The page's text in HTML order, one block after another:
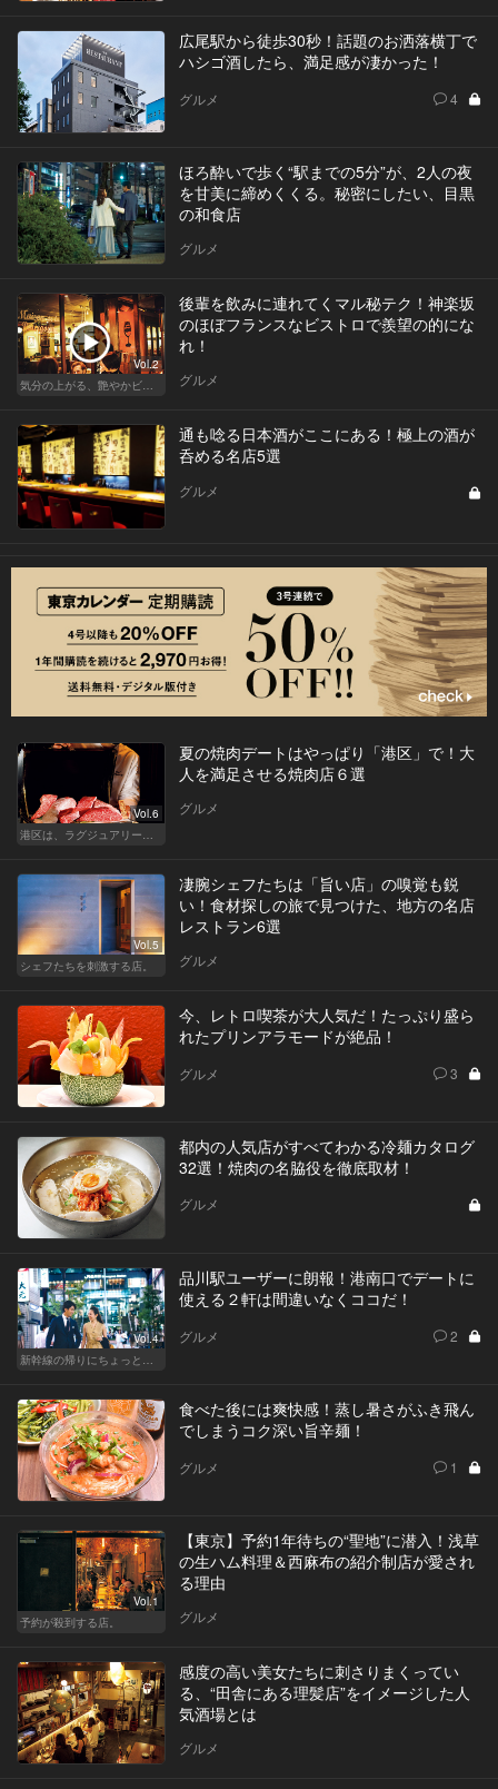
広尾駅から徒歩30秒！話題のお洒落横丁で
ハシゴ酒したら、満足感が凄かった！
グルメ 4
ほろ酔いで歩く“駅までの5分”が、2人の夜
を甘美に締めくくる。秘密にしたい、目黒
の和食店
グルメ
Vol.2
気分の上がる、艶やかビストロ
後輩を飲みに連れてくマル秘テク！神楽坂
のほぼフランスなビストロで羨望の的にな
れ！
グルメ
通も唸る日本酒がここにある！極上の酒が
呑める名店5選
グルメ
Vol.6
港区は、ラグジュアリーな焼肉デートにおすすめ
夏の焼肉デートはやっぱり「港区」で！大
人を満足させる焼肉店６選
グルメ
Vol.5
シェフたちを刺激する店。
凄腕シェフたちは「旨い店」の嗅覚も鋭
い！食材探しの旅で見つけた、地方の名店
レストラン6選
グルメ
今、レトロ喫茶が大人気だ！たっぷり盛ら
れたプリンアラモードが絶品！
グルメ 3
都内の人気店がすべてわかる冷麺カタログ
32選！焼肉の名脇役を徹底取材！
グルメ
Vol.4
新幹線の帰りにちょっと１杯！東京駅、品川からアクセスがいい人気店
品川駅ユーザーに朗報！港南口でデートに
使える２軒は間違いなくココだ！
グルメ 2
食べた後には爽快感！蒸し暑さがふき飛ん
でしまうコク深い旨辛麺！
グルメ 1
Vol.1
予約が殺到する店。
【東京】予約1年待ちの“聖地”に潜入！浅草
の生ハム料理＆西麻布の紹介制店が愛され
る理由
グルメ
感度の高い美女たちに刺さりまくってい
る、“田舎にある理髪店”をイメージした人
気酒場とは
グルメ